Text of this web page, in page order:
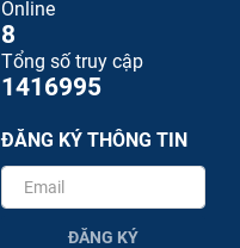
Online
8
Tổng số truy cập
1416995
ĐĂNG KÝ THÔNG TIN
ĐĂNG KÝ